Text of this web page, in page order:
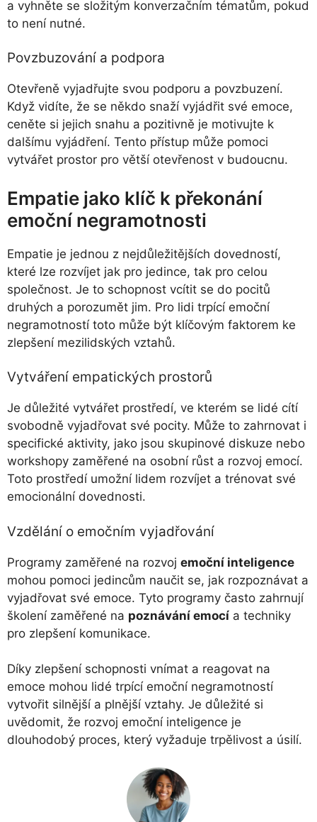
a vyhněte se složitým konverzačním tématům, pokud
to není nutné.
Povzbuzování a podpora
Otevřeně vyjadřujte svou podporu a povzbuzení.
Když vidíte, že se někdo snaží vyjádřit své emoce,
ceněte si jejich snahu a pozitivně je motivujte k
dalšímu vyjádření. Tento přístup může pomoci
vytvářet prostor pro větší otevřenost v budoucnu.
Empatie jako klíč k překonání
emoční negramotnosti
Empatie je jednou z nejdůležitějších dovedností,
které lze rozvíjet jak pro jedince, tak pro celou
společnost. Je to schopnost vcítit se do pocitů
druhých a porozumět jim. Pro lidi trpící emoční
negramotností toto může být klíčovým faktorem ke
zlepšení mezilidských vztahů.
Vytváření empatických prostorů
Je důležité vytvářet prostředí, ve kterém se lidé cítí
svobodně vyjadřovat své pocity. Může to zahrnovat i
specifické aktivity, jako jsou skupinové diskuze nebo
workshopy zaměřené na osobní růst a rozvoj emocí.
Toto prostředí umožní lidem rozvíjet a trénovat své
emocionální dovednosti.
Vzdělání o emočním vyjadřování
Programy zaměřené na rozvoj emoční inteligence
mohou pomoci jedincům naučit se, jak rozpoznávat a
vyjadřovat své emoce. Tyto programy často zahrnují
školení zaměřené na poznávání emocí a techniky
pro zlepšení komunikace.
Díky zlepšení schopnosti vnímat a reagovat na
emoce mohou lidé trpící emoční negramotností
vytvořit silnější a plnější vztahy. Je důležité si
uvědomit, že rozvoj emoční inteligence je
dlouhodobý proces, který vyžaduje trpělivost a úsilí.